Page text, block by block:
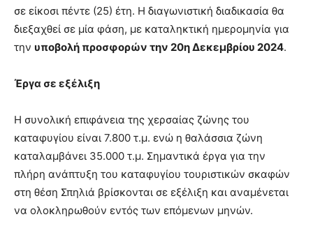
σε είκοσι πέντε (25) έτη. Η διαγωνιστική διαδικασία θα
διεξαχθεί σε μία φάση, με καταληκτική ημερομηνία για
την υποβολή προσφορών την 20η Δεκεμβρίου 2024.
Έργα σε εξέλιξη
Η συνολική επιφάνεια της χερσαίας ζώνης του
καταφυγίου είναι 7.800 τ.μ. ενώ η θαλάσσια ζώνη
καταλαμβάνει 35.000 τ.μ. Σημαντικά έργα για την
πλήρη ανάπτυξη του καταφυγίου τουριστικών σκαφών
στη θέση Σπηλιά βρίσκονται σε εξέλιξη και αναμένεται
να ολοκληρωθούν εντός των επόμενων μηνών.